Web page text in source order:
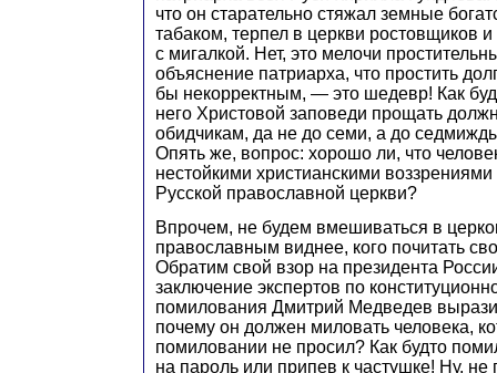
что он старательно стяжал земные
табаком, терпел в церкви ростовщиков
с мигалкой. Нет, это мелочи
объяснение патриарха, что простить
бы некорректным, — это шедевр! Как
него Христовой заповеди прощать
обидчикам, да не до семи, а до
Опять же, вопрос: хорошо ли, что
нестойкими христианскими
Русской православной церкви?
Впрочем, не будем вмешиваться в
православным виднее, кого почитать
Обратим свой взор на президента
заключение экспертов по
помилования Дмитрий Медведев
почему он должен миловать человека,
помиловании не просил? Как будто
на пароль или припев к частушке! Ну,